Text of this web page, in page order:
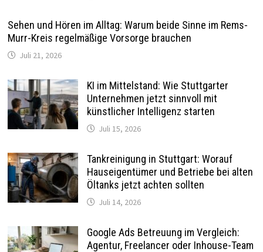
Sehen und Hören im Alltag: Warum beide Sinne im Rems-
Murr-Kreis regelmäßige Vorsorge brauchen
Juli 21, 2026
KI im Mittelstand: Wie Stuttgarter
Unternehmen jetzt sinnvoll mit
künstlicher Intelligenz starten
Juli 15, 2026
Tankreinigung in Stuttgart: Worauf
Hauseigentümer und Betriebe bei alten
Öltanks jetzt achten sollten
Juli 14, 2026
Google Ads Betreuung im Vergleich:
Agentur, Freelancer oder Inhouse-Team